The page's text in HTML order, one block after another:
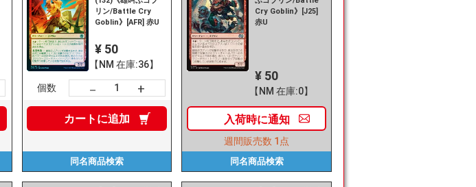
リン/Battle Cry
Goblin》[AFR] 赤U
¥ 50
【NM 在庫:36】
個数 － +
カートに追加
同名商品検索
Cry Goblin》[J25]
赤U
¥ 50
【NM 在庫:0】
入荷時に通知
週間販売数 1点
同名商品検索